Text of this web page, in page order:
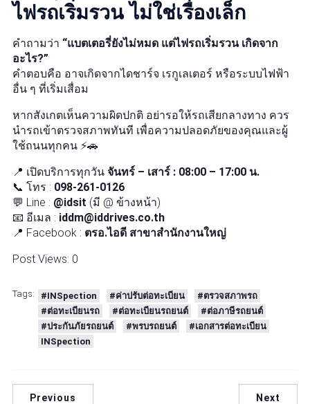
ไฟรถเริ่มรวน ไม่ใช่เรื่องเล็ก
คำถามว่า “แบตเตอรี่ยังไม่หมด แต่ไฟรถเริ่มรวน เกิดจาก
อะไร?”
คำตอบคือ อาจเกิดจากไดชาร์จ เรกูเลเตอร์ หรือระบบไฟฟ้า
อื่น ๆ ที่เริ่มเสื่อม
หากสังเกตเห็นความผิดปกติ อย่ารอให้รถเสียกลางทาง ควร
นำรถเข้าตรวจสภาพทันที เพื่อความปลอดภัยของคุณและผู้
ใช้ถนนทุกคน ⚡🚗
📍 เปิดบริการทุกวัน จันทร์ – เสาร์ : 08:00 – 17:00 น.
📞 โทร : 098-261-0126
💬 Line : @idsit (มี @ ข้างหน้า)
📧 อีเมล : iddm@iddrives.co.th
📍 Facebook : ตรอ.ไอดี สาขาสำนักงานใหญ่
Post Views: 0
Tags: #INSpection #ค่าปรับต่อทะเบียน
#ตรวจสภาพรถ
#ต่อทะเบียนรถ
#ต่อทะเบียนรถยนต์
#ต่อภาษีรถยนต์
#ประกันภัยรถยนต์
#พรบรถยนต์
#เอกสารต่อทะเบียน
INSpection
Previous Next